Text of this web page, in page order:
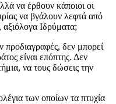
να έρθουν κάποιοι οι
να βγάλουν λεφτά από
αξιόλογα Ιδρύματα;
προδιαγραφές, δεν μπορεί
είναι επόπτης. Δεν
να τους δώσεις την
των οποίων τα πτυχία